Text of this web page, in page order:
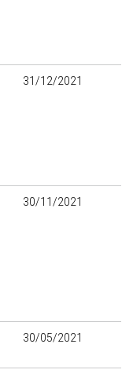
31/12/2021
30/11/2021
30/05/2021